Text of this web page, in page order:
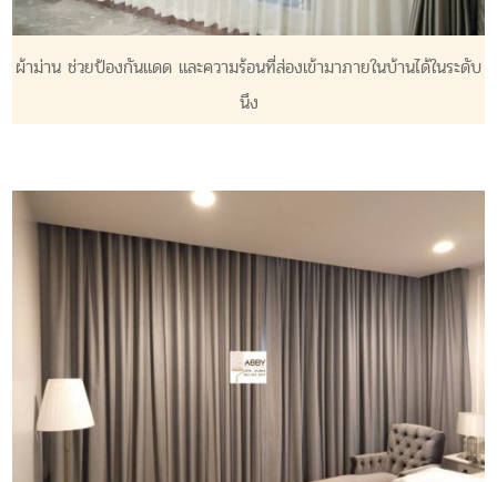
ผ้าม่าน ช่วยป้องกันแดด และความร้อนที่ส่องเข้ามาภายในบ้านได้ในระดับ
นึง